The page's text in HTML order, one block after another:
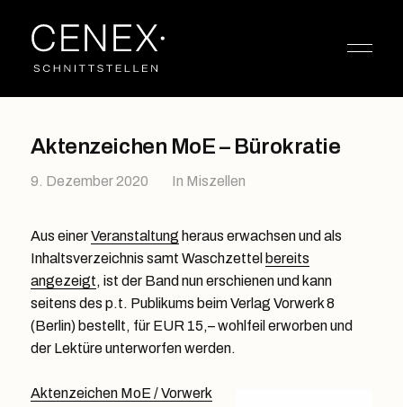
Aktenzeichen MoE – Bürokratie
9. Dezember 2020 In Miszellen
Aus einerVeranstaltung heraus erwachsen und als
Inhaltsverzeichnis samt Waschzettel bereits
angezeigt, ist der Band nun erschienen und kann
seitens des p.t. Publikums beim Verlag Vorwerk 8
(Berlin) bestellt, für EUR 15,– wohlfeil erworben und
der Lektüre unterworfen werden.
Aktenzeichen MoE / Vorwerk